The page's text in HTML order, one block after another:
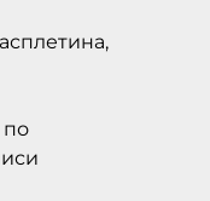
по